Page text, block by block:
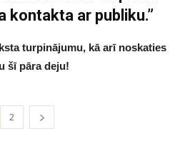
kontakta ar publiku.”
turpinājumu, kā arī noskaties
šī pāra deju!
2